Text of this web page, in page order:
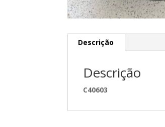
Descrição
Descrição
C40603